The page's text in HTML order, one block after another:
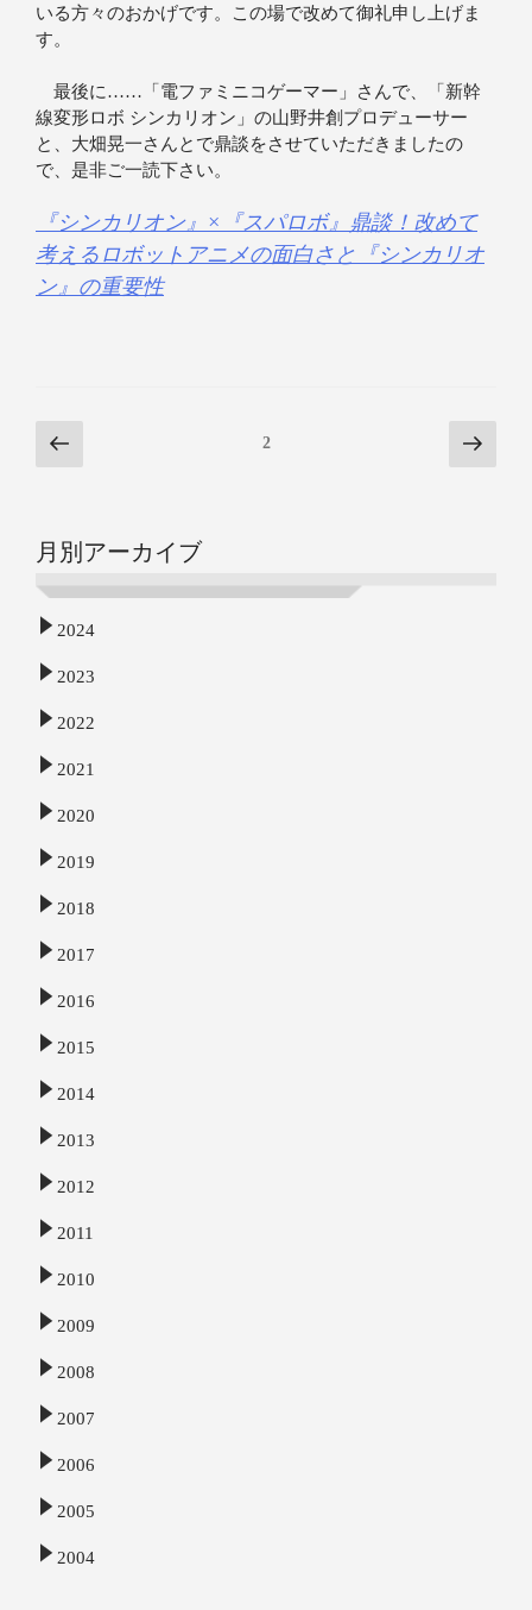
いる方々のおかげです。この場で改めて御礼申し上げま
す。
最後に……「電ファミニコゲーマー」さんで、「新幹
線変形ロボ シンカリオン」の山野井創プロデューサー
と、大畑晃一さんとで鼎談をさせていただきましたの
で、是非ご一読下さい。
『シンカリオン』×『スパロボ』鼎談！改めて
考えるロボットアニメの面白さと『シンカリオ
ン』の重要性
2
月別アーカイブ
2024
2023
2022
2021
2020
2019
2018
2017
2016
2015
2014
2013
2012
2011
2010
2009
2008
2007
2006
2005
2004